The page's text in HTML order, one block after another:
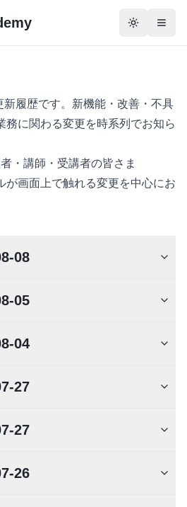
テーマを切
メニ
新履歴です。新機能・改善・不具
務に関わる変更を時系列でお知ら
・講師・受講者の皆さま
が画面上で触れる変更を中心にお
08
05
04
27
27
26